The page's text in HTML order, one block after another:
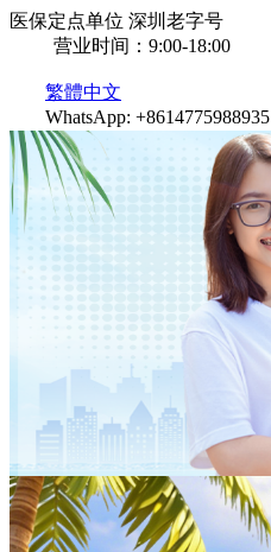
医保定点单位 深圳老字号
营业时间：9:00-18:00
繁體中文
WhatsApp: +8614775988935